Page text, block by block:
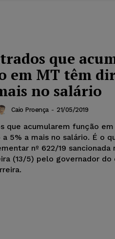
que
em MT têm
no salário
Caio Proença - 21/05/2019
que acumularem função
5% a mais no salário. É o
nº 622/19 sancionada
(13/5) pelo governador do